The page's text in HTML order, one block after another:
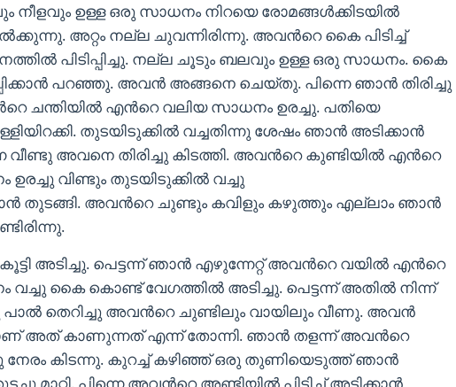
നീളവും ഉള്ള ഒരു സാധനം നിറയെ രോമങ്ങൾക്കിടയിൽ
അറ്റം നല്ല ചുവന്നിരിന്നു. അവൻറെ കൈ പിടിച്ച്
പിടിപ്പിച്ചു. നല്ല ചൂടും ബലവും ഉള്ള ഒരു സാധനം. കൈ
പറഞ്ഞു. അവൻ അങ്ങനെ ചെയ്തു. പിന്നെ ഞാൻ തിരിച്ചു
ചന്തിയിൽ എൻറെ വലിയ സാധനം ഉരച്ചു. പതിയെ
തുടയിടുക്കിൽ വച്ചതിന്നു ശേഷം ഞാൻ അടിക്കാൻ
വീണ്ടു അവനെ തിരിച്ചു കിടത്തി. അവൻറെ കുണ്ടിയിൽ എൻറെ
ഉരച്ചു വിണ്ടും തുടയിടുക്കിൽ വച്ചു
തുടങ്ങി. അവൻറെ ചുണ്ടും കവിളും കഴുത്തും എല്ലാം ഞാൻ
അടിച്ചു. പെട്ടന്ന് ഞാൻ എഴുന്നേറ്റ് അവൻറെ വയിൽ എൻറെ
വച്ചു കൈ കൊണ്ട് വേഗത്തിൽ അടിച്ചു. പെട്ടന്ന് അതിൽ നിന്ന്
തെറിച്ചു അവൻറെ ചുണ്ടിലും വായിലും വീണു. അവൻ
അത് കാണുന്നത് എന്ന് തോന്നി. ഞാൻ തളന്ന് അവൻറെ
കിടന്നു. കുറച്ച് കഴിഞ്ഞ് ഒരു തുണിയെടുത്ത് ഞാൻ